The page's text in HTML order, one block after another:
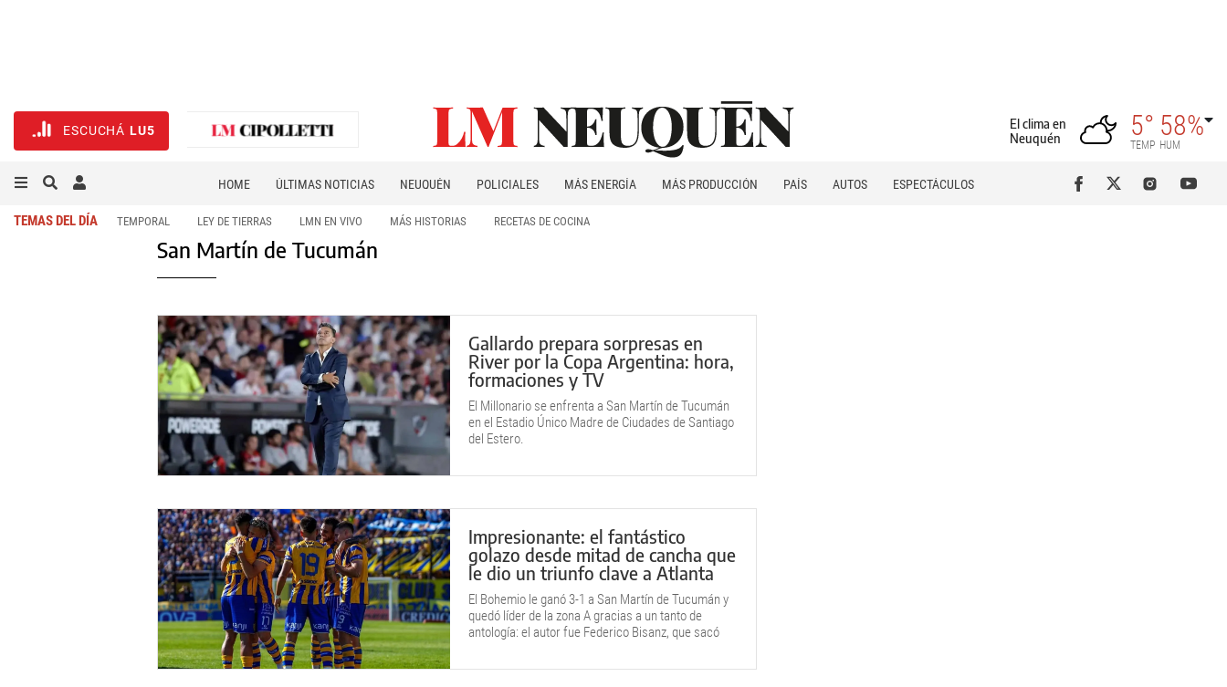
ESCUCHÁ LU5
El clima en
Neuquén
5°
TEMP
58%
HUM
HOME ÚLTIMAS NOTICIAS NEUQUÉN POLICIALES MÁS ENERGÍA MÁS PRODUCCIÓN PAÍS AUTOS
ESPECTÁCULOS
TEMAS DEL DÍA TEMPORAL LEY DE TIERRAS LMN EN VIVO MÁS HISTORIAS RECETAS DE COCINA
San Martín de Tucumán
Gallardo prepara sorpresas en
River por la Copa Argentina: hora,
formaciones y TV
El Millonario se enfrenta a San Martín de Tucumán
en el Estadio Único Madre de Ciudades de Santiago
del Estero.
Impresionante: el fantástico
golazo desde mitad de cancha que
le dio un triunfo clave a Atlanta
El Bohemio le ganó 3-1 a San Martín de Tucumán y
quedó líder de la zona A gracias a un tanto de
antología: el autor fue Federico Bisanz, que sacó